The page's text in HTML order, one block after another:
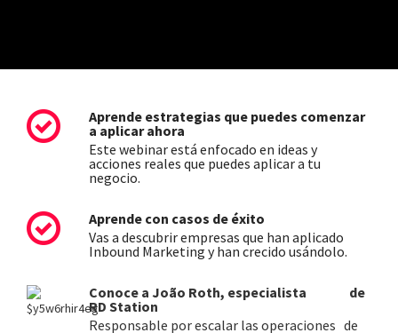
Aprende estrategias que puedes comenzar
a aplicar ahora
Este webinar está enfocado en ideas y
acciones reales que puedes aplicar a tu
negocio.
Aprende con casos de éxito
Vas a descubrir empresas que han aplicado
Inbound Marketing y han crecido usándolo.
Conoce a João Roth, especialista de
RD Station
Responsable por escalar las operaciones de